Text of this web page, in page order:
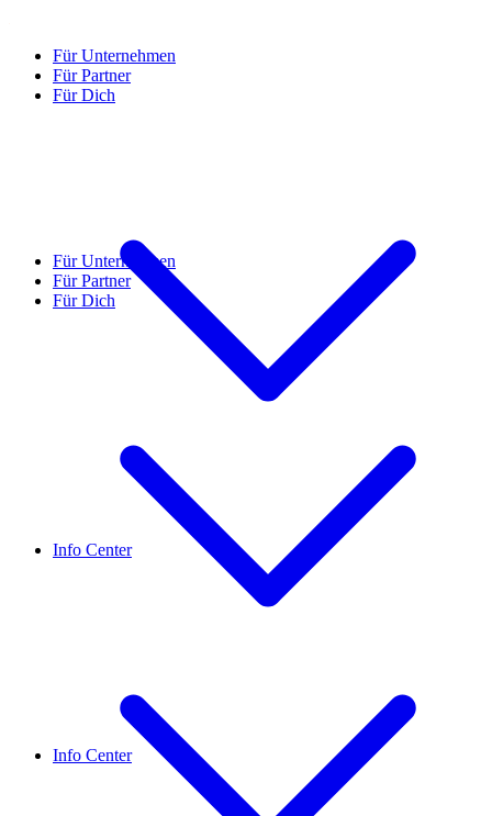
Für Unternehmen
Für Partner
Für Dich
Info Center
Für Unternehmen
Für Partner
Für Dich
Info Center